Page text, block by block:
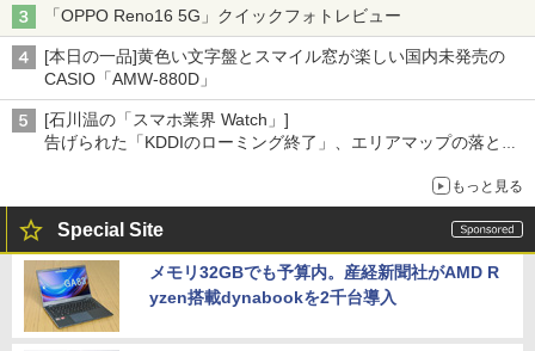
「OPPO Reno16 5G」クイックフォトレビュー
[本日の一品]黄色い文字盤とスマイル窓が楽しい国内未発売の
CASIO「AMW-880D」
[石川温の「スマホ業界 Watch」]
告げられた「KDDIのローミング終了」、エリアマップの落とし
もっと見る
Special Site
メモリ32GBでも予算内。産経新聞社がAMD R
yzen搭載dynabookを2千台導入